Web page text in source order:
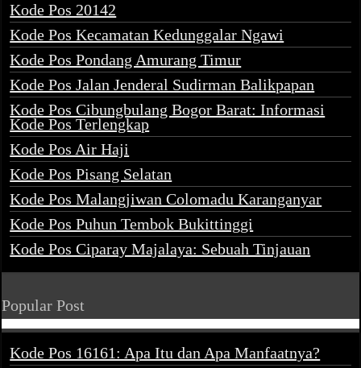
Kode Pos 20142
Kode Pos Kecamatan Kedunggalar Ngawi
Kode Pos Pondang Amurang Timur
Kode Pos Jalan Jenderal Sudirman Balikpapan
Kode Pos Cibungbulang Bogor Barat: Informasi
Kode Pos Terlengkap
Kode Pos Air Haji
Kode Pos Pisang Selatan
Kode Pos Malangjiwan Colomadu Karanganyar
Kode Pos Puhun Tembok Bukittinggi
Kode Pos Ciparay Majalaya: Sebuah Tinjauan
Popular Post
Kode Pos 16161: Apa Itu dan Apa Manfaatnya?